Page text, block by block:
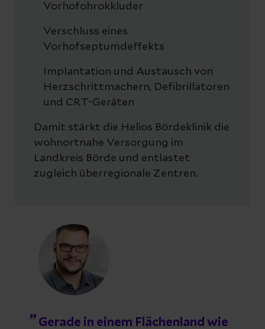
Vorhofohrokkluder
Verschluss eines
Vorhofseptumdeffekts
Implantation und Austausch von
Herzschrittmachern, Defibrillatoren
und CRT-Geräten
Damit stärkt die Helios Bördeklinik die
wohnortnahe Versorgung im
Landkreis Börde und entlastet
zugleich überregionale Zentren.
Gerade in einem Flächenland wie